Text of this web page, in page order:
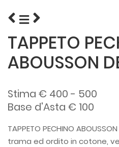
TAPPETO
ABOUSSON
Stima € 400 - 500
Base d'Asta € 100
TAPPETO PECHINO ABOUSSON
trama ed ordito in cotone,